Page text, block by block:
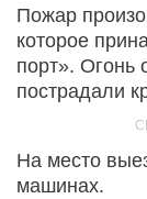
Пожар
которое
порт». Огонь
пострадали
На место
машинах.